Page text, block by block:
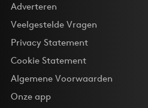
Adverteren
Veelgestelde Vragen
Privacy Statement
Cookie Statement
Algemene Voorwaarden
Onze app